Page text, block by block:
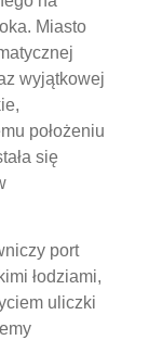
Miasto
wyjątkowej
położeniu
się
port
łodziami,
uliczki